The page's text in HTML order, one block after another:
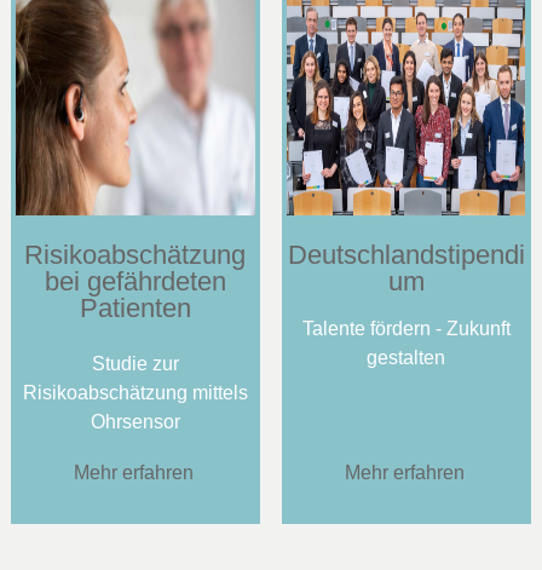
Risikoabschätzung
bei gefährdeten
Patienten
Studie zur
Risikoabschätzung mittels
Ohrsensor
Mehr erfahren
Deutschlandstipendi
um
Talente fördern - Zukunft
gestalten
Mehr erfahren